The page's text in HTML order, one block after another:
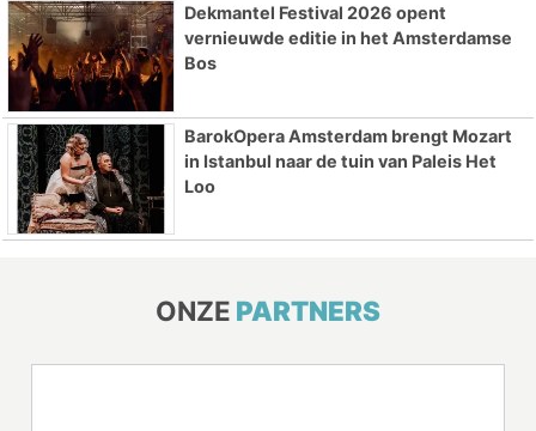
Dekmantel Festival 2026 opent
vernieuwde editie in het Amsterdamse
Bos
BarokOpera Amsterdam brengt Mozart
in Istanbul naar de tuin van Paleis Het
Loo
ONZE PARTNERS